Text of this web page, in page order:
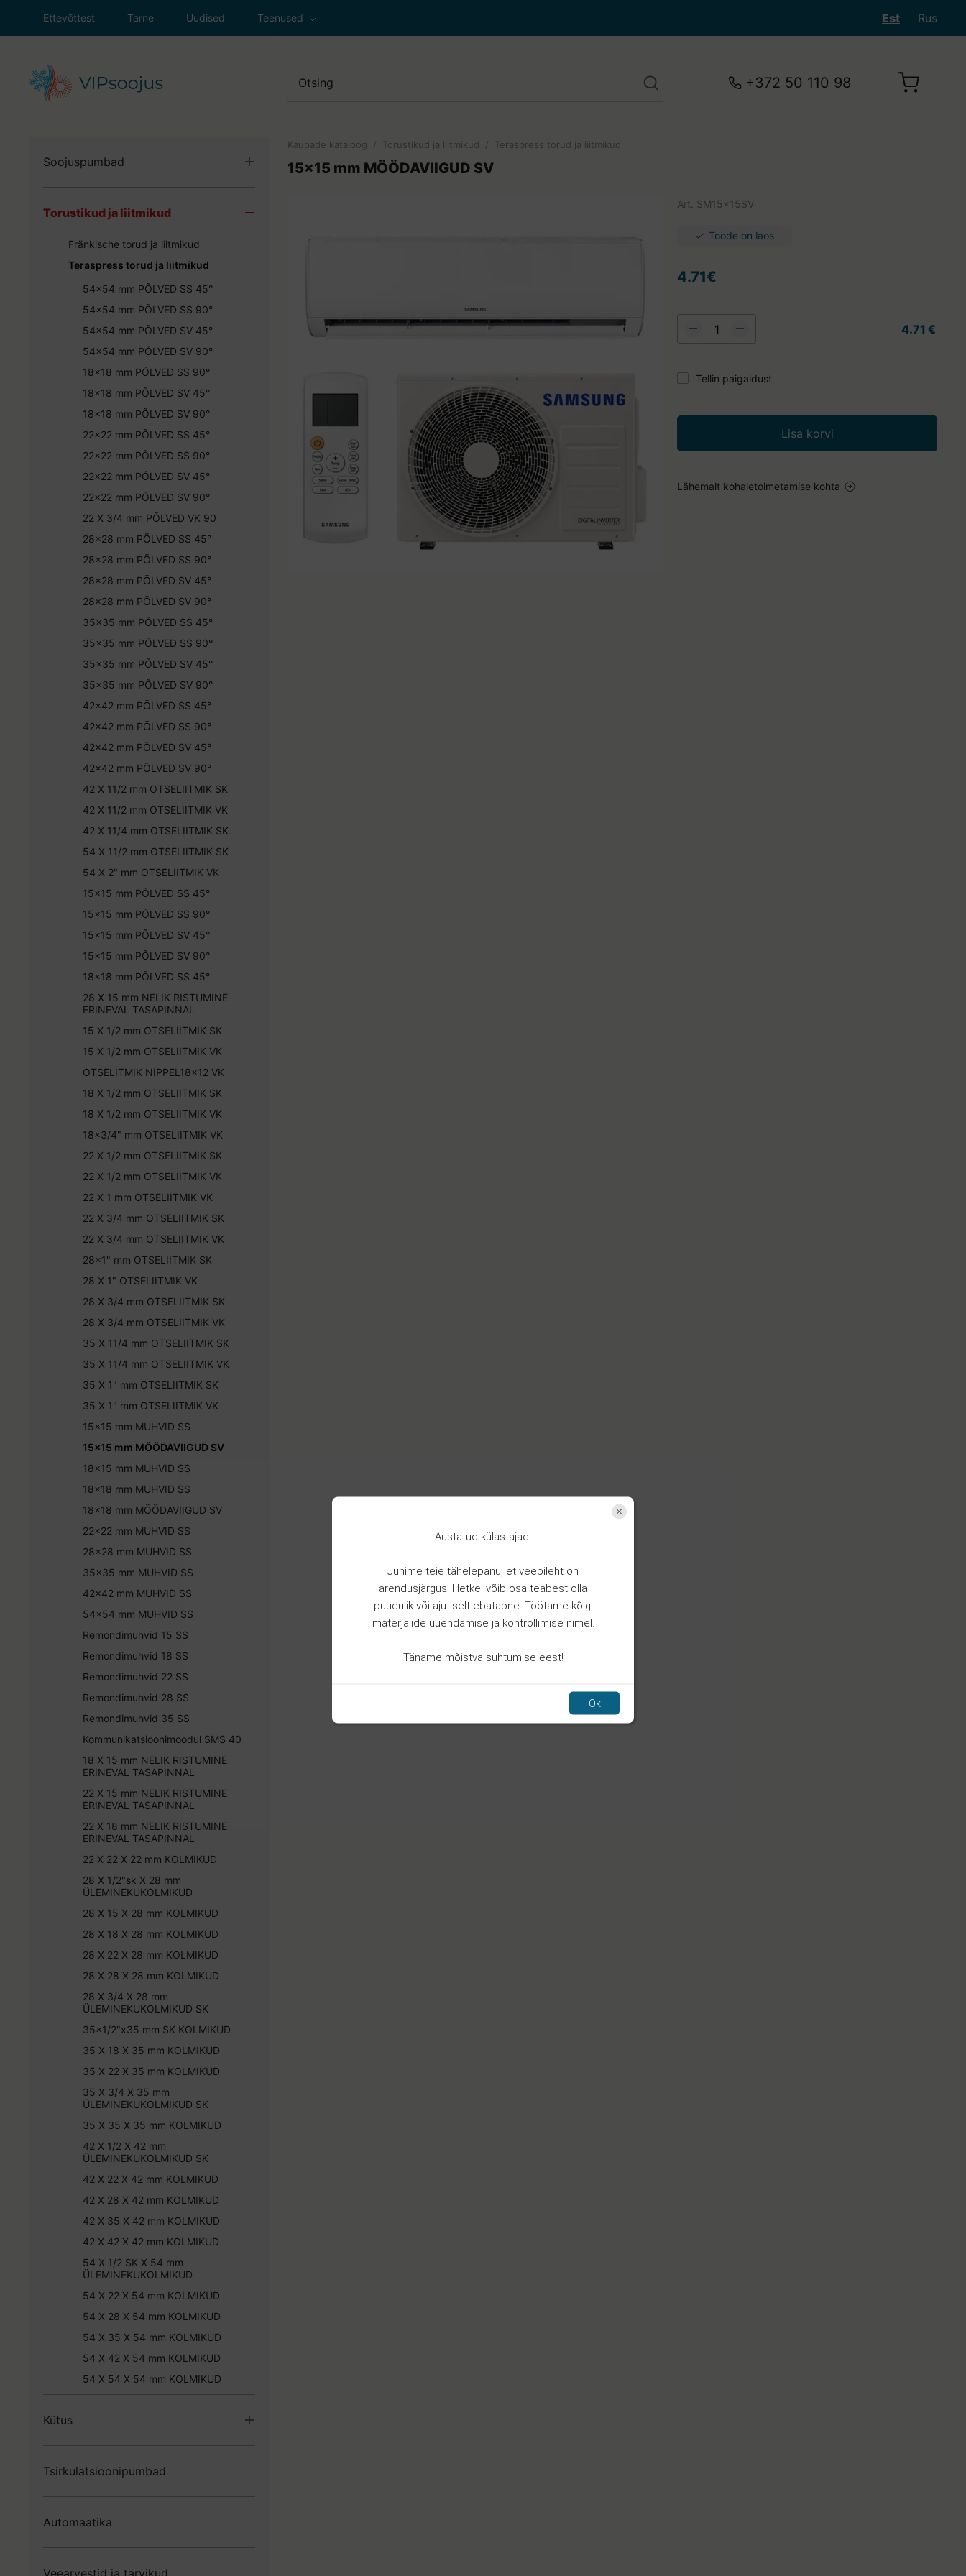
Ettevõttest Tarne Uudised Teenused
Ventilatsiooni paigaldus ja puhastus
Küttesüsteemide paigaldus ja hooldus
Est Rus
+372 50 110 98
Teie ostukorv on tühi.
Soojuspumbad
Õhk-vesi soojuspumbad
Torustikud ja liitmikud
Fränkische torud ja liitmikud
Teraspress torud ja liitmikud
54x54 mm PÕLVED SS 45°
54x54 mm PÕLVED SS 90°
54x54 mm PÕLVED SV 45°
54x54 mm PÕLVED SV 90°
18x18 mm PÕLVED SS 90°
18x18 mm PÕLVED SV 45°
18x18 mm PÕLVED SV 90°
22x22 mm PÕLVED SS 45°
22x22 mm PÕLVED SS 90°
22x22 mm PÕLVED SV 45°
22x22 mm PÕLVED SV 90°
22 X 3/4 mm PÕLVED VK 90
28x28 mm PÕLVED SS 45°
28x28 mm PÕLVED SS 90°
28x28 mm PÕLVED SV 45°
28x28 mm PÕLVED SV 90°
35x35 mm PÕLVED SS 45°
35x35 mm PÕLVED SS 90°
35x35 mm PÕLVED SV 45°
35x35 mm PÕLVED SV 90°
42x42 mm PÕLVED SS 45°
42x42 mm PÕLVED SS 90°
42x42 mm PÕLVED SV 45°
42x42 mm PÕLVED SV 90°
42 X 11/2 mm OTSELIITMIK SK
42 X 11/2 mm OTSELIITMIK VK
42 X 11/4 mm OTSELIITMIK SK
54 X 11/2 mm OTSELIITMIK SK
54 X 2" mm OTSELIITMIK VK
15x15 mm PÕLVED SS 45°
15x15 mm PÕLVED SS 90°
15x15 mm PÕLVED SV 45°
15x15 mm PÕLVED SV 90°
18x18 mm PÕLVED SS 45°
28 X 15 mm NELIK RISTUMINE
ERINEVAL TASAPINNAL
15 X 1/2 mm OTSELIITMIK SK
15 X 1/2 mm OTSELIITMIK VK
OTSELITMIK NIPPEL18x12 VK
18 X 1/2 mm OTSELIITMIK SK
18 X 1/2 mm OTSELIITMIK VK
18x3/4" mm OTSELIITMIK VK
22 X 1/2 mm OTSELIITMIK SK
22 X 1/2 mm OTSELIITMIK VK
22 X 1 mm OTSELIITMIK VK
22 X 3/4 mm OTSELIITMIK SK
22 X 3/4 mm OTSELIITMIK VK
28x1" mm OTSELIITMIK SK
28 X 1" OTSELIITMIK VK
28 X 3/4 mm OTSELIITMIK SK
28 X 3/4 mm OTSELIITMIK VK
35 X 11/4 mm OTSELIITMIK SK
35 X 11/4 mm OTSELIITMIK VK
35 X 1" mm OTSELIITMIK SK
35 X 1" mm OTSELIITMIK VK
15x15 mm MUHVID SS
15x15 mm MÖÖDAVIIGUD SV
18x15 mm MUHVID SS
18x18 mm MUHVID SS
18x18 mm MÖÖDAVIIGUD SV
22x22 mm MUHVID SS
28x28 mm MUHVID SS
35x35 mm MUHVID SS
42x42 mm MUHVID SS
54x54 mm MUHVID SS
Remondimuhvid 15 SS
Remondimuhvid 18 SS
Remondimuhvid 22 SS
Remondimuhvid 28 SS
Remondimuhvid 35 SS
Kommunikatsioonimoodul SMS 40
18 X 15 mm NELIK RISTUMINE
ERINEVAL TASAPINNAL
22 X 15 mm NELIK RISTUMINE
ERINEVAL TASAPINNAL
22 X 18 mm NELIK RISTUMINE
ERINEVAL TASAPINNAL
22 X 22 X 22 mm KOLMIKUD
28 X 1/2"sk X 28 mm
ÜLEMINEKUKOLMIKUD
28 X 15 X 28 mm KOLMIKUD
28 X 18 X 28 mm KOLMIKUD
28 X 22 X 28 mm KOLMIKUD
28 X 28 X 28 mm KOLMIKUD
28 X 3/4 X 28 mm
ÜLEMINEKUKOLMIKUD SK
35x1/2"x35 mm SK KOLMIKUD
35 X 18 X 35 mm KOLMIKUD
35 X 22 X 35 mm KOLMIKUD
35 X 3/4 X 35 mm
ÜLEMINEKUKOLMIKUD SK
35 X 35 X 35 mm KOLMIKUD
42 X 1/2 X 42 mm
ÜLEMINEKUKOLMIKUD SK
42 X 22 X 42 mm KOLMIKUD
42 X 28 X 42 mm KOLMIKUD
42 X 35 X 42 mm KOLMIKUD
42 X 42 X 42 mm KOLMIKUD
54 X 1/2 SK X 54 mm
ÜLEMINEKUKOLMIKUD
54 X 22 X 54 mm KOLMIKUD
54 X 28 X 54 mm KOLMIKUD
54 X 35 X 54 mm KOLMIKUD
54 X 42 X 54 mm KOLMIKUD
54 X 54 X 54 mm KOLMIKUD
Teraspresstoru 54*1,5 L=6m
15 X 15 X 15 mm KOLMIKUD
Vasest torud ja pressliitmikud
Trappid
Kütus
Paisupaagid
Tsirkulatsioonipumbad
Automaatika
Veearvestid ja tarvikud
Kaupade kataloog / Torustikud ja liitmikud / Teraspress torud ja liitmikud
15x15 mm MÖÖDAVIIGUD SV
Art. SM15x15SV
Toode on laos
4.71€
4.71 €
Tellin paigaldust
Lisa korvi
Lähemalt kohaletoimetamise kohta
Austatud külastajad!
Juhime teie tähelepanu, et veebileht on
arendusjärgus. Hetkel võib osa teabest olla
puudulik või ajutiselt ebatäpne. Töötame kõigi
materjalide uuendamise ja kontrollimise nimel.
Täname mõistva suhtumise eest!
Ok